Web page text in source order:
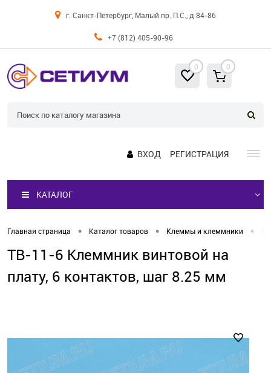
г. Санкт-Петербург, Малый пр. П.С., д 84-86
+7 (812) 405-90-96
0 0
ВХОД РЕГИСТРАЦИЯ
КАТАЛОГ
Главная страница • Каталог товаров • Клеммы и клеммники •
TB-11-6 Клеммник винтовой на
плату, 6 контактов, шаг 8.25 мм